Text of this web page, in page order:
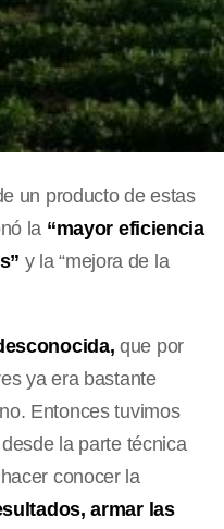
un producto de estas
la “mayor eficiencia
y la “mejora de la
que por
ya era bastante
Entonces tuvimos
la parte técnica
conocer la
armar las